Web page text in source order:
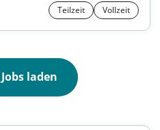
Teilzeit Vollzeit
laden